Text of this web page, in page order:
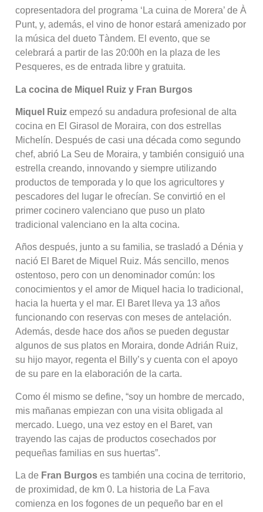
copresentadora del programa ‘La cuina de Morera’ de À
Punt, y, además, el vino de honor estará amenizado por
la música del dueto Tàndem. El evento, que se
celebrará a partir de las 20:00h en la plaza de les
Pesqueres, es de entrada libre y gratuita.
La cocina de Miquel Ruiz y Fran Burgos
Miquel Ruiz empezó su andadura profesional de alta
cocina en El Girasol de Moraira, con dos estrellas
Michelín. Después de casi una década como segundo
chef, abrió La Seu de Moraira, y también consiguió una
estrella creando, innovando y siempre utilizando
productos de temporada y lo que los agricultores y
pescadores del lugar le ofrecían. Se convirtió en el
primer cocinero valenciano que puso un plato
tradicional valenciano en la alta cocina.
Años después, junto a su familia, se trasladó a Dénia y
nació El Baret de Miquel Ruiz. Más sencillo, menos
ostentoso, pero con un denominador común: los
conocimientos y el amor de Miquel hacia lo tradicional,
hacia la huerta y el mar. El Baret lleva ya 13 años
funcionando con reservas con meses de antelación.
Además, desde hace dos años se pueden degustar
algunos de sus platos en Moraira, donde Adrián Ruiz,
su hijo mayor, regenta el Billy’s y cuenta con el apoyo
de su pare en la elaboración de la carta.
Como él mismo se define, “soy un hombre de mercado,
mis mañanas empiezan con una visita obligada al
mercado. Luego, una vez estoy en el Baret, van
trayendo las cajas de productos cosechados por
pequeñas familias en sus huertas”.
La de Fran Burgos es también una cocina de territorio,
de proximidad, de km 0. La historia de La Fava
comienza en los fogones de un pequeño bar en el